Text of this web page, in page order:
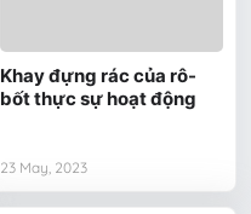
Khay đựng rác của rô-
bốt thực sự hoạt động
23 May, 2023